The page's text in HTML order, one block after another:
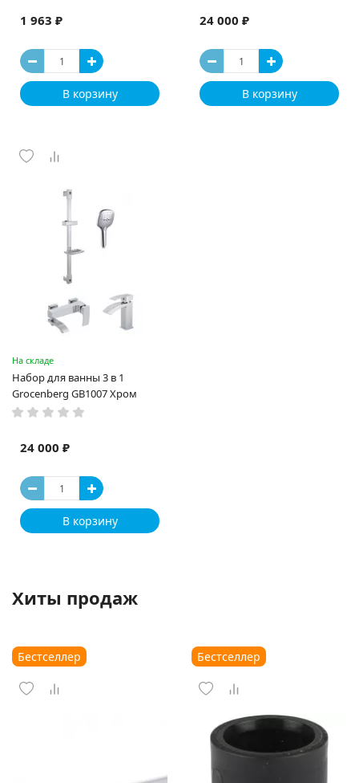
1 963 ₽
В корзину
24 000 ₽
В корзину
На складе
Набор для ванны 3 в 1
Grocenberg GB1007 Хром
24 000 ₽
В корзину
Хиты продаж
Бестселлер Бестселлер